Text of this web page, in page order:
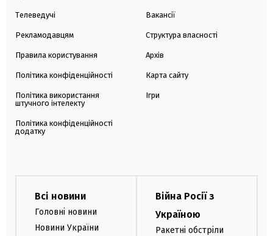
Телеведучі
Рекламодавцям
Правила користування
Політика конфіденційності
Політика використання
штучного інтелекту
Політика конфіденційності
додатку
Вакансії
Структура власності
Архів
Карта сайту
Ігри
Всі новини
Головні новини
Новини України
Війна Росії з
Україною
Ракетні обстріли